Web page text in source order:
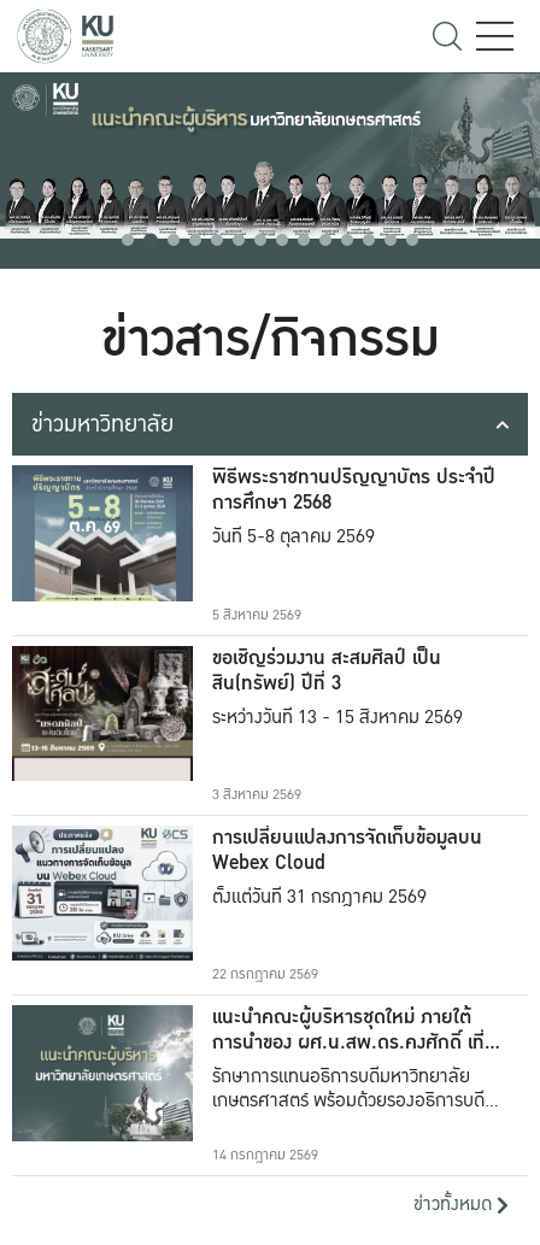
ข่าวสาร/กิจกรรม
ข่าวมหาวิทยาลัย
พิธีพระราชทานปริญญาบัตร ประจำปี
การศึกษา 2568
วันที่ 5-8 ตุลาคม 2569
5 สิงหาคม 2569
ขอเชิญร่วมงาน สะสมศิลป์ เป็น
สิน(ทรัพย์) ปีที่ 3
ระหว่างวันที่ 13 - 15 สิงหาคม 2569
3 สิงหาคม 2569
การเปลี่ยนแปลงการจัดเก็บข้อมูลบน
Webex Cloud
ตั้งแต่วันที่ 31 กรกฎาคม 2569
22 กรกฎาคม 2569
แนะนำคณะผู้บริหารชุดใหม่ ภายใต้
การนำของ ผศ.น.สพ.ดร.คงศักดิ์ เที่ยง
ธรรม
รักษาการแทนอธิการบดีมหาวิทยาลัย
เกษตรศาสตร์ พร้อมด้วยรองอธิการบดีทั้ง
14 กรกฎาคม 2569
ข่าวทั้งหมด